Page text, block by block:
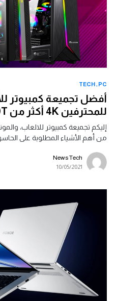
PC
TECH
أفضل تجميعة كمبيوتر
للمحترفين 4K أكثر من 6000DT
إليكم تجميعة كمبيوتر للالعاب،
من أهم الأشياء المطلوبة على
News Tech
10/05/2021